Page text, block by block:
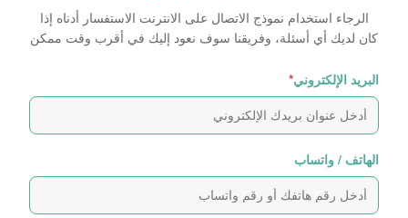
الرجاء استخدام نموذج الاتصال على الانترنت الاستفسار أدناه إذا
كان لديك أي أسئلة، وفريقنا سوف نعود إليك في أقرب وقت ممكن
البريد الإلكتروني*
الهاتف / واتساب